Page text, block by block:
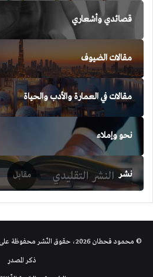
قصائدي وأشعاري
مقالات الضيوف
مقالات في العمارة والأدب والحياة
نحو وإملاء
نشر
© محمود قحطان 2026، حقوق النّشر محفوظة على المؤلّف |
ذكر المصدر